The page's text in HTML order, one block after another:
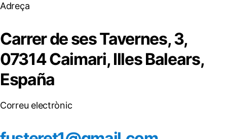
Adreça
Carrer de ses Tavernes, 3,
07314 Caimari, Illes Balears,
España
Correu electrònic